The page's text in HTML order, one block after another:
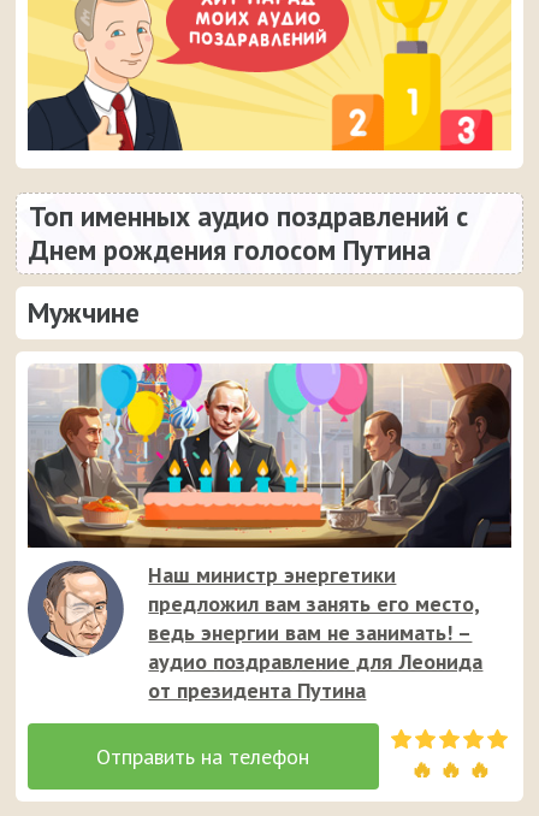
Топ именных аудио поздравлений с
Днем рождения голосом Путина
Мужчине
Наш министр энергетики
предложил вам занять его место,
ведь энергии вам не занимать! –
аудио поздравление для Леонида
от президента Путина
🔥 🔥 🔥